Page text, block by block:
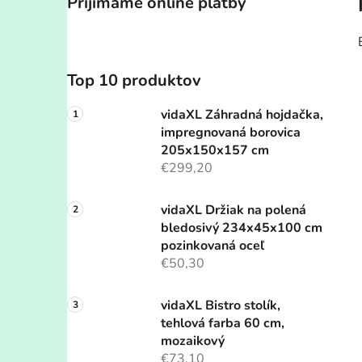
Top 10 produktov
vidaXL Záhradná hojdačka,
impregnovaná borovica
205x150x157 cm
€299,20
vidaXL Držiak na polená
bledosivý 234x45x100 cm
pozinkovaná oceľ
€50,30
vidaXL Bistro stolík,
tehlová farba 60 cm,
mozaikový